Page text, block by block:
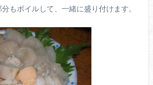
もボイルして、一緒に盛り付けます。